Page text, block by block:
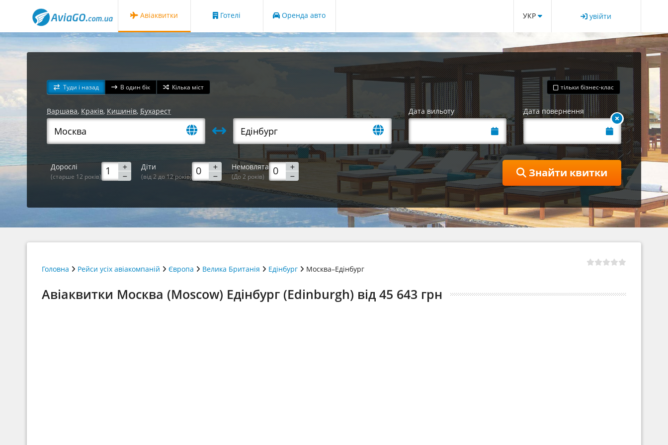
Авіаквитки Готелі Оренда авто УКР увійти
Туди і назад В один бік Кілька міст тільки бізнес-клас
Варшава, Краків, Кишинів, Бухарест Дата вильоту Дата повернення
Дорослі
(старше 12 років)
Діти
(від 2 до 12 років)
Немовлята
(До 2 років) Знайти квитки
Головна Рейси усіх авіакомпаній Європа Велика Британія Едінбург Москва–Едінбург
Авіаквитки Москва (Moscow) Едінбург (Edinburgh) від 45 643 грн